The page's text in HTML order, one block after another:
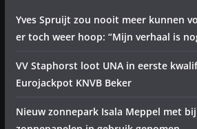
Yves Spruijt zou nooit meer kunnen
er toch weer hoop: “Mijn verhaal is
VV Staphorst loot UNA in eerste
Eurojackpot KNVB Beker
Nieuw zonnepark Isala Meppel met